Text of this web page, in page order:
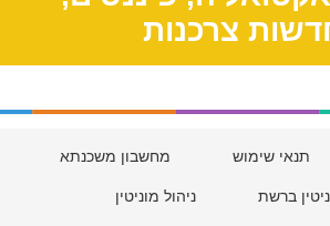
צרכנות
תנאי שימוש מחשבון משכנתא
ברשת ניהול מוניטין